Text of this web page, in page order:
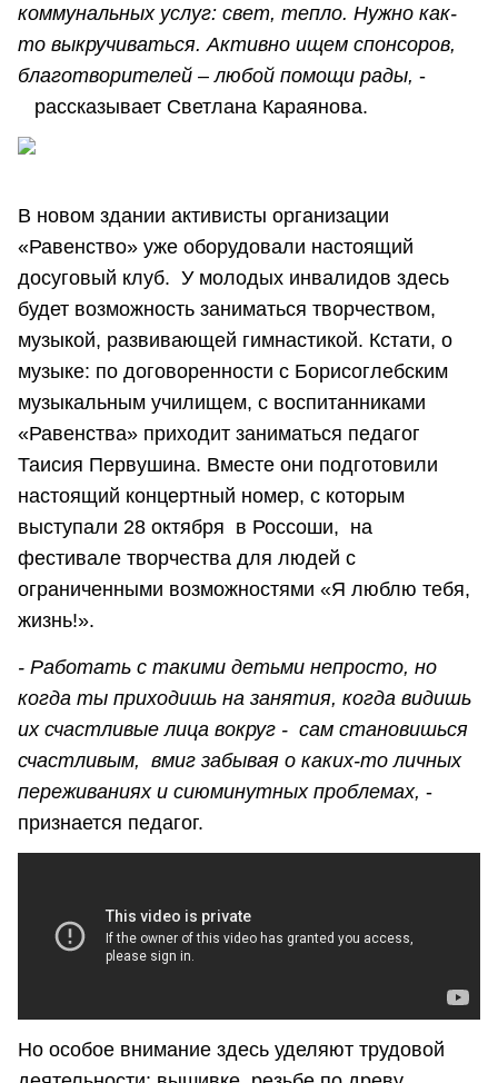
коммунальных услуг: свет, тепло. Нужно как-
то выкручиваться. Активно ищем спонсоров,
благотворителей – любой помощи рады, -
рассказывает Светлана Караянова.
В новом здании активисты организации
«Равенство» уже оборудовали настоящий
досуговый клуб. У молодых инвалидов здесь
будет возможность заниматься творчеством,
музыкой, развивающей гимнастикой. Кстати, о
музыке: по договоренности с Борисоглебским
музыкальным училищем, с воспитанниками
«Равенства» приходит заниматься педагог
Таисия Первушина. Вместе они подготовили
настоящий концертный номер, с которым
выступали 28 октября в Россоши, на
фестивале творчества для людей с
ограниченными возможностями «Я люблю тебя,
жизнь!».
- Работать с такими детьми непросто, но
когда ты приходишь на занятия, когда видишь
их счастливые лица вокруг - сам становишься
счастливым, вмиг забывая о каких-то личных
переживаниях и сиюминутных проблемах, -
признается педагог.
Но особое внимание здесь уделяют трудовой